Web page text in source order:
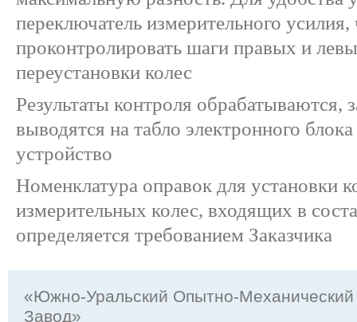
переключатель измерительного усилия,
проконтролировать шаги правых и
переустановки колес
Результаты контроля обрабатываются,
выводятся на табло электронного
устройство
Номенклатура оправок для установки
измерительных колес, входящих в
определяется требованием Заказчика
«Южно-Уральский Опытно-Механический
Завод»